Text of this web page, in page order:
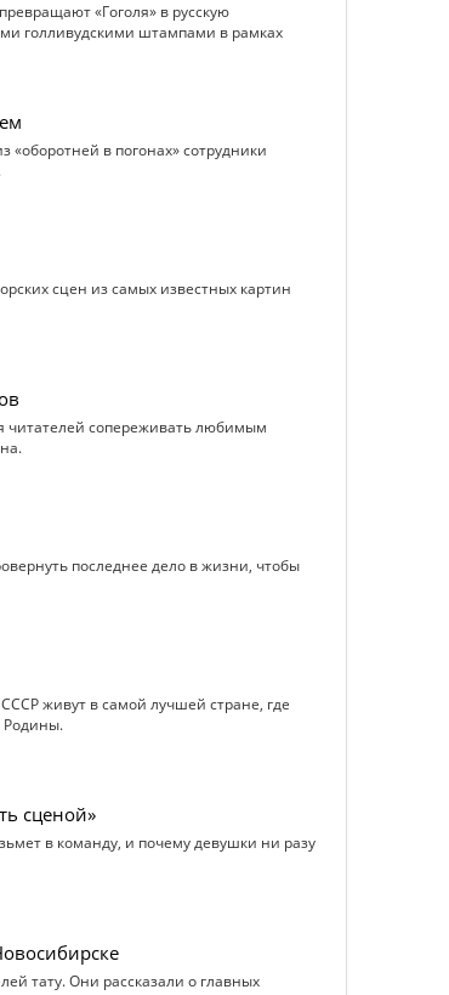
«Гоголя» в русскую
голливудскими штампами в рамках
«оборотней в погонах» сотрудники
сцен из самых известных картин
читателей сопереживать любимым
последнее дело в жизни, чтобы
живут в самой лучшей стране, где
Родины.
сценой»
в команду, и почему девушки ни разу
тату. Они рассказали о главных